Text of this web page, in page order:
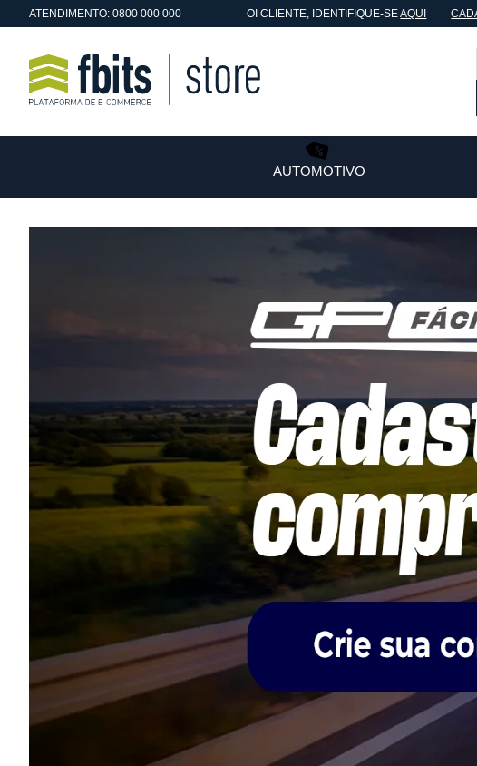
ATENDIMENTO: 0800 000 000 OICLIENTE, IDENTIFIQUE-SEAQUI
AUTOMOTIVO